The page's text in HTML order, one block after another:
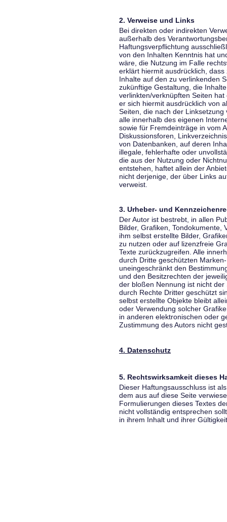
2. Verweise und Links
Bei direkten oder indirekten
außerhalb des
Haftungsverpflichtung
von den Inhalten Kenntnis hat
wäre, die Nutzung im Falle
erklärt hiermit ausdrücklich,
Inhalte auf den zu verlinkenden
zukünftige Gestaltung, die
verlinkten/verknüpften Seiten
er sich hiermit ausdrücklich von
Seiten, die nach der
alle innerhalb des eigenen
sowie für Fremdeinträge in vom
Diskussionsforen,
von Datenbanken, auf deren
illegale, fehlerhafte oder
die aus der Nutzung oder
entstehen, haftet allein der
nicht derjenige, der über Links
verweist.
3. Urheber- und
Der Autor ist bestrebt, in allen
Bilder, Grafiken, Tondokumente,
ihm selbst erstellte Bilder,
zu nutzen oder auf lizenzfreie
Texte zurückzugreifen. Alle
durch Dritte geschützten
uneingeschränkt den
und den Besitzrechten der
der bloßen Nennung ist nicht
durch Rechte Dritter geschützt
selbst erstellte Objekte bleibt
oder Verwendung solcher
in anderen elektronischen oder
Zustimmung des Autors nicht
4. Datenschutz
5. Rechtswirksamkeit dieses
Dieser Haftungsausschluss ist
dem aus auf diese Seite
Formulierungen dieses Textes
nicht vollständig entsprechen
in ihrem Inhalt und ihrer